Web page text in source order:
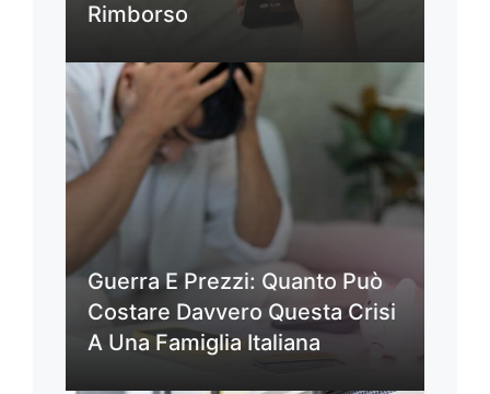
Rimborso
Guerra E Prezzi: Quanto Può
Costare Davvero Questa Crisi
A Una Famiglia Italiana